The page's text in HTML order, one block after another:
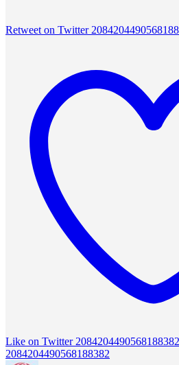
Retweet on Twitter
Like on Twitter 2084204490568188382
2084204490568188382